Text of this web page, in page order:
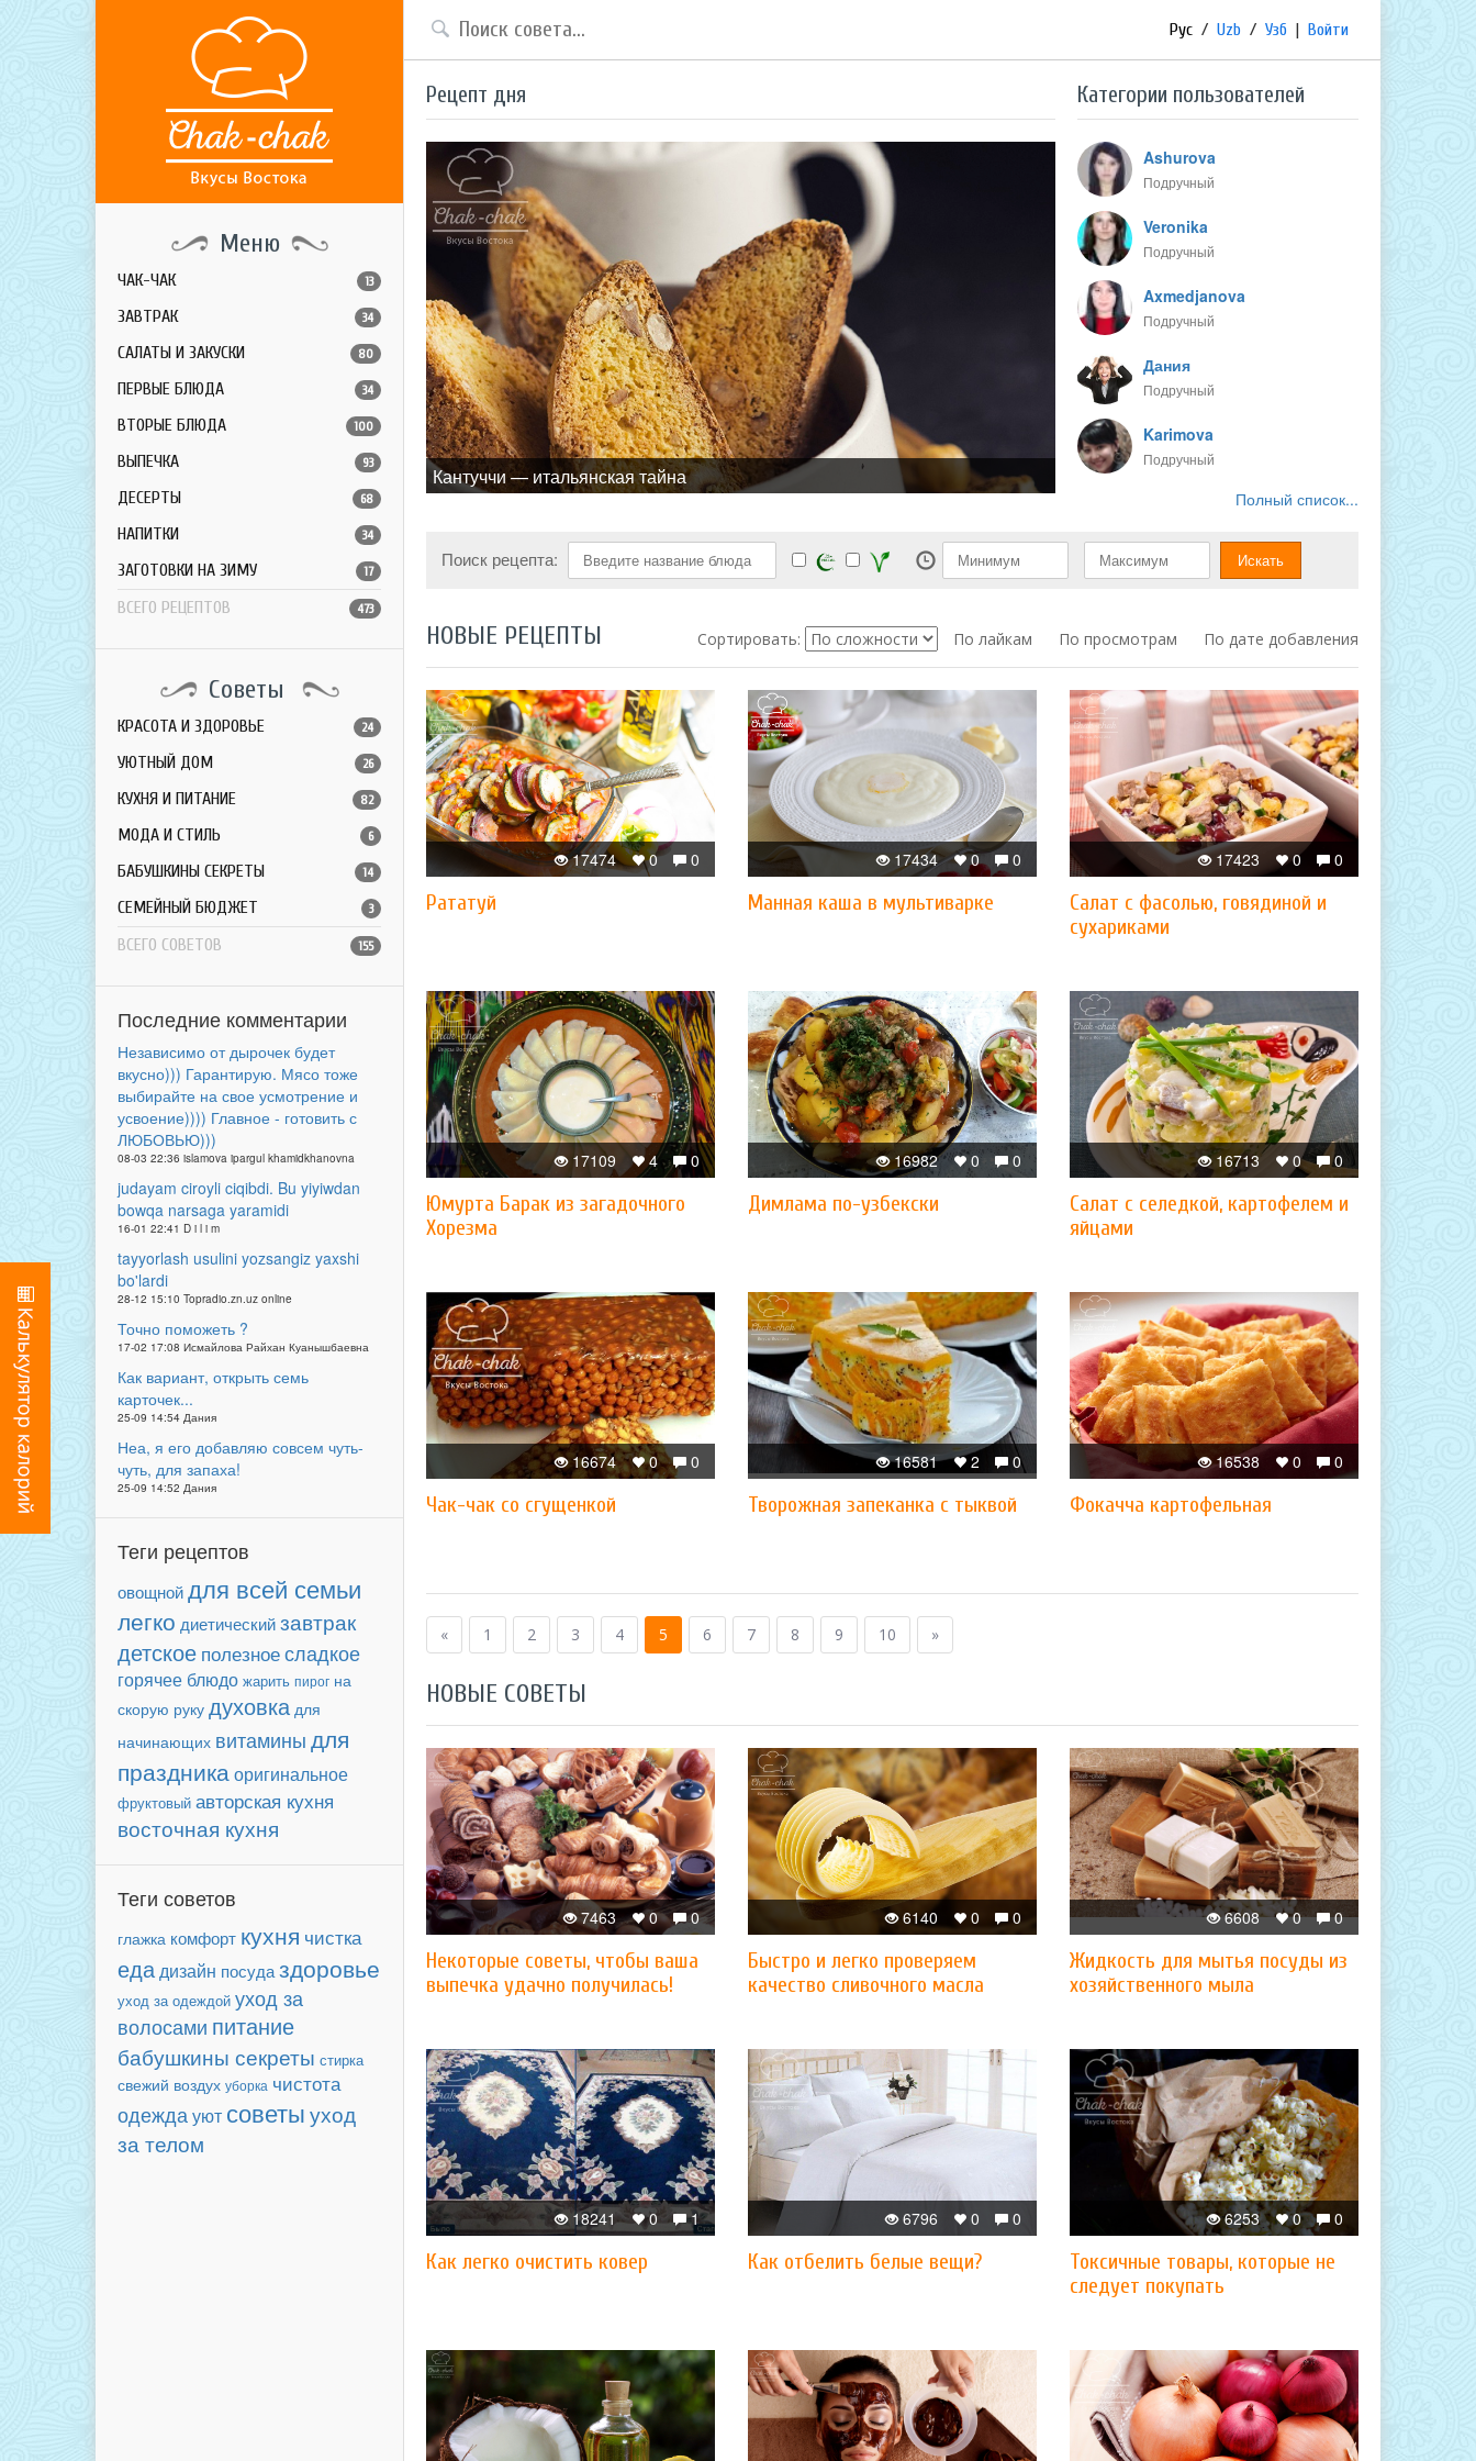
Меню
ЧАК-ЧАК 13
ЗАВТРАК 34
САЛАТЫ И ЗАКУСКИ 80
ПЕРВЫЕ БЛЮДА 34
ВТОРЫЕ БЛЮДА 100
ВЫПЕЧКА 93
ДЕСЕРТЫ 68
НАПИТКИ 34
ЗАГОТОВКИ НА ЗИМУ 17
ВСЕГО РЕЦЕПТОВ 473
Советы
КРАСОТА И ЗДОРОВЬЕ 24
УЮТНЫЙ ДОМ 26
КУХНЯ И ПИТАНИЕ 82
МОДА И СТИЛЬ 6
БАБУШКИНЫ СЕКРЕТЫ 14
СЕМЕЙНЫЙ БЮДЖЕТ 3
ВСЕГО СОВЕТОВ 155
Последние комментарии
Независимо от дырочек будет
вкусно))) Гарантирую. Мясо тоже
выбирайте на свое усмотрение и
усвоение)))) Главное - готовить с
ЛЮБОВЬЮ)))
08-03 22:36 islamova ipargul khamidkhanovna
judayam ciroyli ciqibdi. Bu yiyiwdan
bowqa narsaga yaramidi
16-01 22:41 D i l i m
tayyorlash usulini yozsangiz yaxshi
bo'lardi
28-12 15:10 Topradio.zn.uz online
Точно поможеть ?
17-02 17:08 Исмайлова Райхан Куанышбаевна
Как вариант, открыть семь
карточек...
25-09 14:54 Дания
Неа, я его добавляю совсем чуть-
чуть, для запаха!
25-09 14:52 Дания
Теги рецептов
овощнойдля всей семьи
легко диетическийзавтрак
детское полезноесладкое
горячее блюдо жарить пирог на
скорую руку духовка для
начинающих витамины для
праздникаоригинальное
фруктовый авторская кухня
восточная кухня
Теги советов
глажка комфорт кухня чистка
едадизайн посудаздоровье
уход за одеждой уход за
волосами питание
бабушкины секреты стирка
свежий воздух уборка чистота
одеждауют советыуход
за телом
Рус / Uzb / Узб | Войти
Рецепт дня
Кантуччи — итальянская тайна
Категории пользователей
Ashurova
Подручный
Veronika
Подручный
Axmedjanova
Подручный
Дания
Подручный
Karimova
Подручный
Полный список...
Поиск рецепта:
НОВЫЕ РЕЦЕПТЫ Сортировать: По лайкам По просмотрам По дате добавления
0
0
17474
Рататуй
0
0
17434
Манная каша в мультиварке
0
0
17423
Салат с фасолью, говядиной и
сухариками
0
4
17109
Юмурта Барак из загадочного
Хорезма
0
0
16982
Димлама по-узбекски
0
0
16713
Салат с селедкой, картофелем и
яйцами
0
0
16674
Чак-чак со сгущенкой
0
2
16581
Творожная запеканка с тыквой
0
0
16538
Фокачча картофельная
« 1 2 3 4 5 6 7 8 9 10 »
НОВЫЕ СОВЕТЫ
0
0
7463
Некоторые советы, чтобы ваша
выпечка удачно получилась!
0
0
6140
Быстро и легко проверяем
качество сливочного масла
0
0
6608
Жидкость для мытья посуды из
хозяйственного мыла
1
0
18241
Как легко очистить ковер
0
0
6796
Как отбелить белые вещи?
0
0
6253
Токсичные товары, которые не
следует покупать